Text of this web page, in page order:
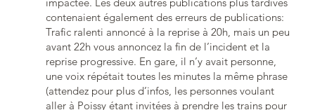
contenaient également des erreurs de publications:
Trafic ralenti annoncé à la reprise à 20h, mais un peu
avant 22h vous annoncez la fin de l’incident et la
reprise progressive. En gare, il n’y avait personne,
une voix répétait toutes les minutes la même phrase
(attendez pour plus d’infos, les personnes voulant
aller à Poissy étant invitées à prendre les trains pour